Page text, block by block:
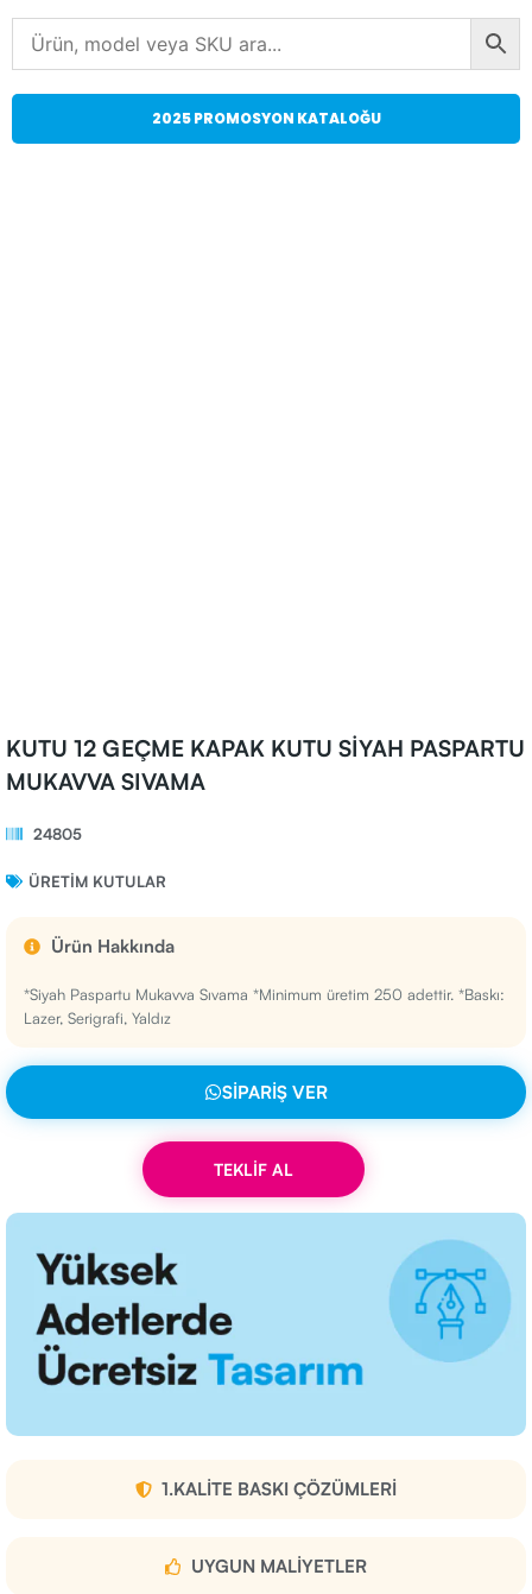
2025 PROMOSYON KATALOĞU
KUTU 12 GEÇME KAPAK KUTU SİYAH PASPARTU
MUKAVVA SIVAMA
24805
ÜRETIM KUTULAR
Ürün Hakkında
*Siyah Paspartu Mukavva Sıvama *Minimum üretim 250 adettir. *Baskı:
Lazer, Serigrafi, Yaldız
SIPARIŞ VER
TEKLİF AL
1.KALITE BASKI ÇÖZÜMLERI
UYGUN MALIYETLER